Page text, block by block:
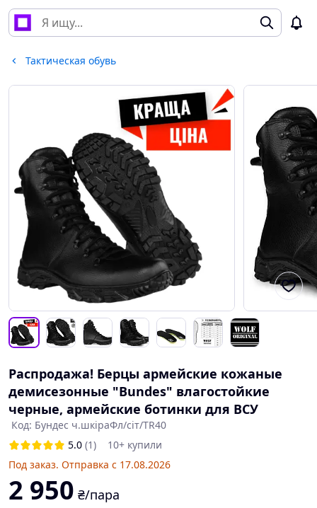
Тактическая обувь
Распродажа! Берцы армейские кожаные
демисезонные "Bundes" влагостойкие
черные, армейские ботинки для ВСУ
Код: Бундес ч.шкіраФл/сіт/TR40
5.0 (1)
10+ купили
Под заказ. Отправка с 17.08.2026
2 950 ₴/пара